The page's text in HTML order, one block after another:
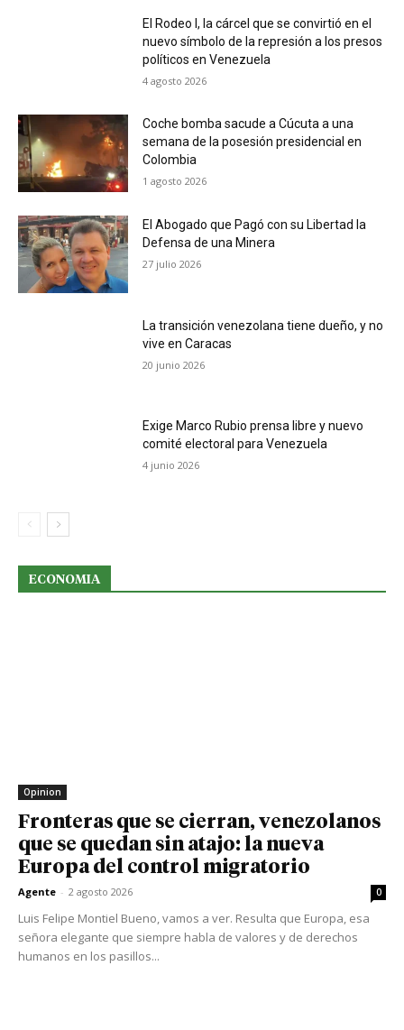
El Rodeo I, la cárcel que se convirtió en el
nuevo símbolo de la represión a los presos
políticos en Venezuela
4 agosto 2026
Coche bomba sacude a Cúcuta a una
semana de la posesión presidencial en
Colombia
1 agosto 2026
El Abogado que Pagó con su Libertad la
Defensa de una Minera
27 julio 2026
La transición venezolana tiene dueño, y no
vive en Caracas
20 junio 2026
Exige Marco Rubio prensa libre y nuevo
comité electoral para Venezuela
4 junio 2026
ECONOMIA
Opinion
Fronteras que se cierran, venezolanos
que se quedan sin atajo: la nueva
Europa del control migratorio
Agente - 2 agosto 2026 0
Luis Felipe Montiel Bueno, vamos a ver. Resulta que Europa, esa
señora elegante que siempre habla de valores y de derechos
humanos en los pasillos...